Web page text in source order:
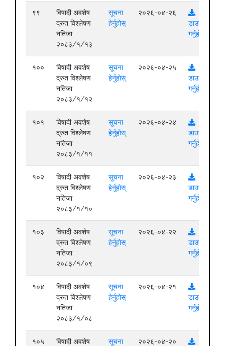
९९
विषादी अवशेष
द्रुत विश्लेषण
नतिजा
२०८३/१/१३
सूचना
हेर्नुहोस्
२०२६-०४-२६
डाउनलोड
गर्नुहोस्
१००
विषादी अवशेष
द्रुत विश्लेषण
नतिजा
२०८३/१/१२
सूचना
हेर्नुहोस्
२०२६-०४-२५
डाउनलोड
गर्नुहोस्
१०१
विषादी अवशेष
द्रुत विश्लेषण
नतिजा
२०८३/१/११
सूचना
हेर्नुहोस्
२०२६-०४-२४
डाउनलोड
गर्नुहोस्
१०२
विषादी अवशेष
द्रुत विश्लेषण
नतिजा
२०८३/१/१०
सूचना
हेर्नुहोस्
२०२६-०४-२३
डाउनलोड
गर्नुहोस्
१०३
विषादी अवशेष
द्रुत विश्लेषण
नतिजा
२०८३/१/०९
सूचना
हेर्नुहोस्
२०२६-०४-२२
डाउनलोड
गर्नुहोस्
१०४
विषादी अवशेष
द्रुत विश्लेषण
नतिजा
२०८३/१/०८
सूचना
हेर्नुहोस्
२०२६-०४-२१
डाउनलोड
गर्नुहोस्
१०५
विषादी अवशेष
सूचना
२०२६-०४-२०